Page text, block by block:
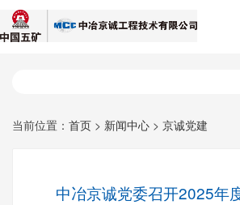
当前位置： 首页 > 新闻中心 > 京诚党建
中冶京诚党委召开2025年